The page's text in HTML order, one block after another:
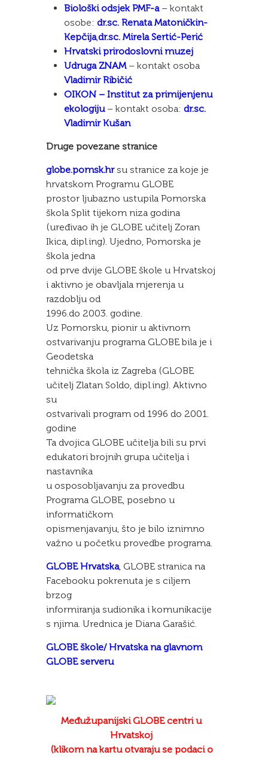
Biološki odsjek PMF-a– kontakt
osobe: dr.sc. Renata Matoničkin-
Kepčija,dr.sc. Mirela Sertić-Perić
Hrvatski prirodoslovni muzej
Udruga ZNAM– kontakt osoba
Vladimir Ribičić
OIKON – Institut za primijenjenu
ekologiju– kontakt osoba: dr.sc.
Vladimir Kušan
Druge povezane stranice
globe.pomsk.hrsu stranice za koje je
hrvatskom Programu GLOBE
prostor ljubazno ustupila Pomorska
škola Split tijekom niza godina
(uređivao ih je GLOBE učitelj Zoran
Ikica, dipl.ing). Ujedno, Pomorska je
škola jedna
od prve dvije GLOBE škole u Hrvatskoj
i aktivno je obavljala mjerenja u
razdoblju od
1996.do 2003. godine.
Uz Pomorsku, pionir u aktivnom
ostvarivanju programa GLOBE bila je i
Geodetska
tehnička škola iz Zagreba (GLOBE
učitelj Zlatan Soldo, dipl.ing). Aktivno
su
ostvarivali program od 1996 do 2001.
godine
Ta dvojica GLOBE učitelja bili su prvi
edukatori brojnih grupa učitelja i
nastavnika
u osposobljavanju za provedbu
Programa GLOBE, posebno u
informatičkom
opismenjavanju, što je bilo iznimno
važno u početku provedbe programa.
GLOBE Hrvatska, GLOBE stranica na
Facebooku pokrenuta je s ciljem
brzog
informiranja sudionika i komunikacije
s njima. Urednica je Diana Garašić.
GLOBE škole/ Hrvatska na glavnom
GLOBE serveru
Međužupanijski GLOBE centri u
Hrvatskoj
(klikom na kartu otvaraju se podaci o